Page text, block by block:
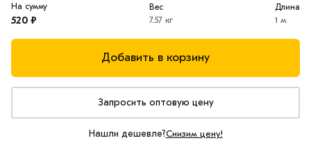
На сумму
520 ₽
Вес
7.57 кг
Длина
1 м
Добавить в корзину
Запросить оптовую цену
Нашли дешевле?Снизим цену!